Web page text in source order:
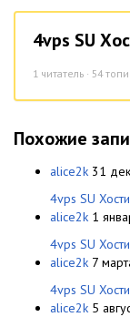
4vps SU
1 читатель · 54
Похожие
alice2k 31
4vps SU
alice2k 1
4vps SU
alice2k 7
4vps SU
alice2k 5